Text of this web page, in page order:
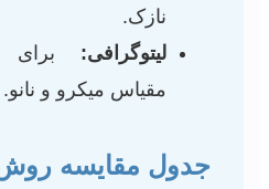
نازک.
لیتوگرافی: برای
مقیاس میکرو و نانو.
جدول مقایسه